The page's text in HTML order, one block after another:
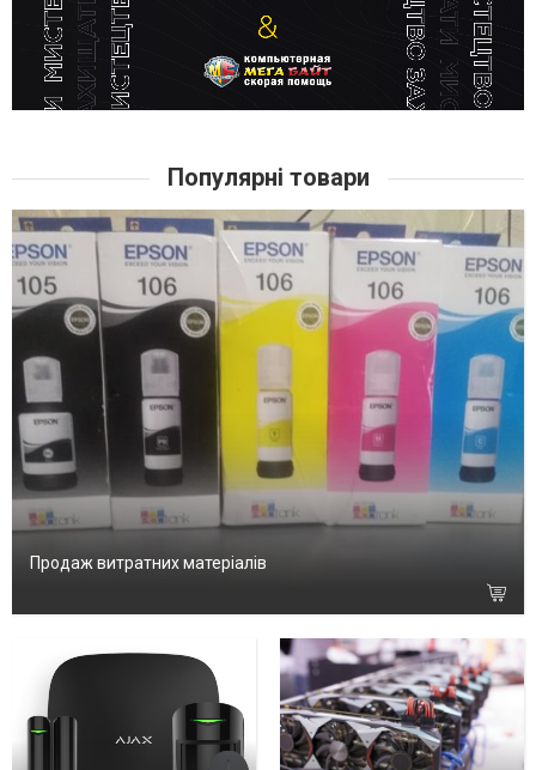
Популярні товари
Продаж витратних матеріалів